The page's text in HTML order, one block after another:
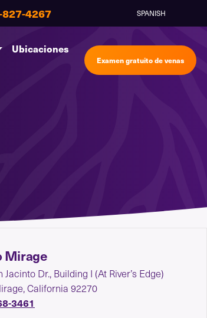
4267 SPANISH
Ubicaciones
Examen gratuito de venas
Mirage
Jacinto Dr., Building I (At River’s Edge)
California 92270
3461